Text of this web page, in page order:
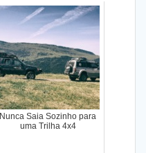
Nunca Saia Sozinho para
uma Trilha 4x4